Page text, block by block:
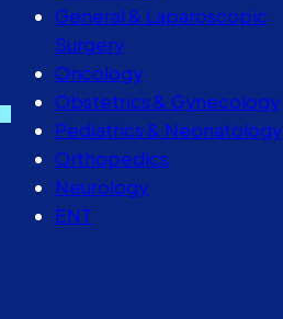
General & Laparoscopic
Surgery
Oncology
Obstetrics & Gynecology
Pediatrics & Neonatology
Orthopedics
Neurology
ENT